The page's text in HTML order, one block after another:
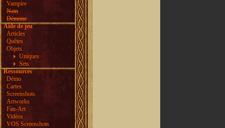
Vampire
Nain
Démone
Aide de jeu
Articles
Quêtes
Objets
Uniques
Sets
Ressources
Démo
Cartes
Screenshots
Artworks
Fan-Art
Vidéos
VOS Screenshots